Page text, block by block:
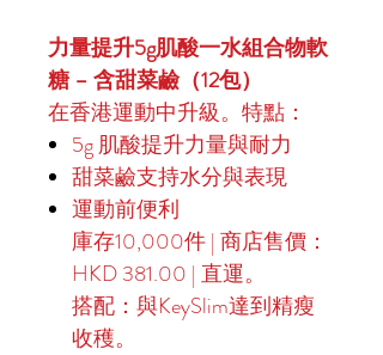
力量提升5g肌酸一水組合物軟
糖 – 含甜菜鹼（12包）
在香港運動中升級。特點：
5g 肌酸提升力量與耐力
甜菜鹼支持水分與表現
運動前便利
庫存10,000件 | 商店售價：
HKD 381.00 | 直運。
搭配：與KeySlim達到精瘦
收穫。